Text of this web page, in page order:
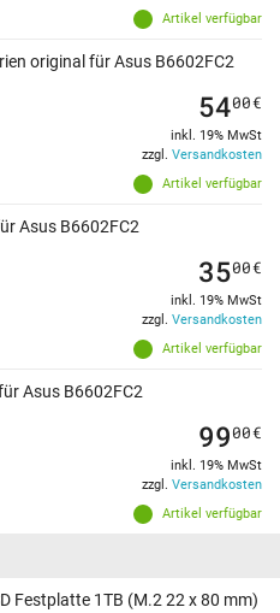
Artikel verfügbar
original für Asus B6602FC2
Artikel verfügbar
5400€
inkl. 19% MwSt
zzgl. Versandkosten
Asus B6602FC2
Artikel verfügbar
3500€
inkl. 19% MwSt
zzgl. Versandkosten
Asus B6602FC2
Artikel verfügbar
9900€
inkl. 19% MwSt
zzgl. Versandkosten
Festplatte 1TB (M.2 22 x 80 mm)